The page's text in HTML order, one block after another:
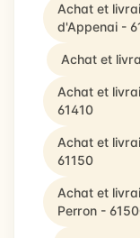
Achat et
d'Appenai -
Achat et
Achat et
61410
Achat et
61150
Achat et
Perron -